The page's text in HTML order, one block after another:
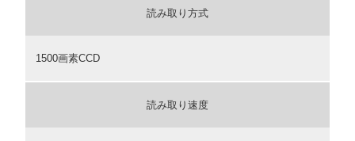
読み取り方式
1500画素CCD
読み取り速度